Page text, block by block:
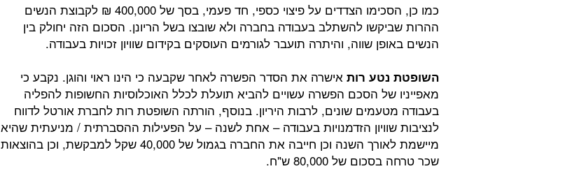
כמו כן, הסכימו הצדדים על פיצוי כספי, חד פעמי, בסך של 400,000 ₪ לקבוצת הנשים
ההרות שביקשו להשתלב בעבודה בחברה ולא שובצו בשל הריונן. הסכום הזה יחולק בין
הנשים באופן שווה, והיתרה תועבר לגורמים העוסקים בקידום שוויון זכויות בעבודה.
השופטת נטע רות אישרה את הסדר הפשרה לאחר שקבעה כי הינו ראוי והוגן. נקבע כי
מאפייניו של הסכם הפשרה עשויים להביא תועלת לכלל האוכלוסיות החשופות להפליה
בעבודה מטעמים שונים, לרבות היריון. בנוסף, הורתה השופטת רות לחברת אורטל לדווח
לנציבות שוויון הזדמנויות בעבודה – אחת לשנה – על הפעילות ההסברתית / מניעתית שהיא
מיישמת לאורך השנה וכן חייבה את החברה בגמול של 40,000 שקל למבקשת, וכן בהוצאות
שכר טרחה בסכום של 80,000 ש"ח.